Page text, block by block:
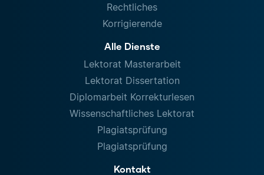
Rechtliches
Korrigierende
Alle Dienste
Lektorat Masterarbeit
Lektorat Dissertation
Diplomarbeit Korrekturlesen
Wissenschaftliches Lektorat
Plagiatsprüfung
Plagiatsprüfung
Kontakt